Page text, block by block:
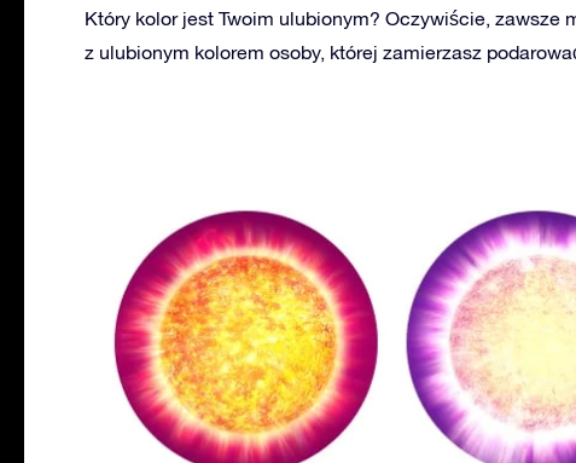
Który kolor jest Twoim ulubionym? Oczywiście, zawsze
z ulubionym kolorem osoby, której zamierzasz